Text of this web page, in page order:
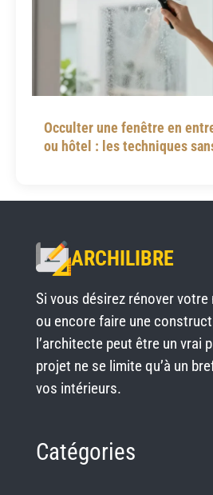
Occulter une fenêtre en
ou hôtel : les techniques
ARCHILIBRE
Si vous désirez rénover votre
ou encore faire une
l’architecte peut être un vrai
projet ne se limite qu’à un
vos intérieurs.
Catégories